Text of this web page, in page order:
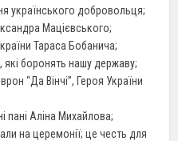
українського добровольця;
Мацієвського;
Тараса Бобанича;
які боронять нашу державу;
“Да Вінчі”, Героя України
пані Аліна Михайлова;
на церемонії; це честь для